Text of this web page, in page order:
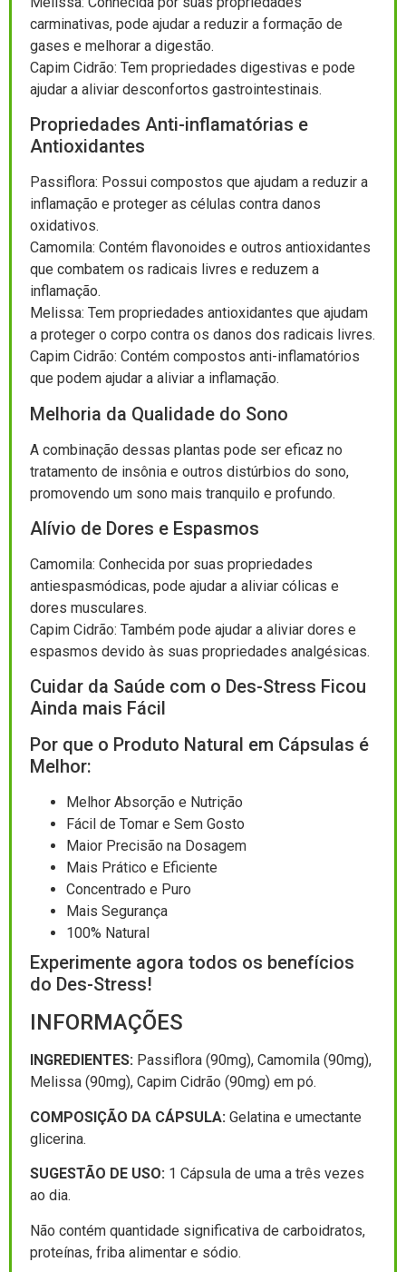
carminativas, pode ajudar a reduzir a formação de
gases e melhorar a digestão.
Capim Cidrão: Tem propriedades digestivas e pode
ajudar a aliviar desconfortos gastrointestinais.
Propriedades Anti-inflamatórias e
Antioxidantes
Passiflora: Possui compostos que ajudam a reduzir a
inflamação e proteger as células contra danos
oxidativos.
Camomila: Contém flavonoides e outros antioxidantes
que combatem os radicais livres e reduzem a
inflamação.
Melissa: Tem propriedades antioxidantes que ajudam
a proteger o corpo contra os danos dos radicais livres.
Capim Cidrão: Contém compostos anti-inflamatórios
que podem ajudar a aliviar a inflamação.
Melhoria da Qualidade do Sono
A combinação dessas plantas pode ser eficaz no
tratamento de insônia e outros distúrbios do sono,
promovendo um sono mais tranquilo e profundo.
Alívio de Dores e Espasmos
Camomila: Conhecida por suas propriedades
antiespasmódicas, pode ajudar a aliviar cólicas e
dores musculares.
Capim Cidrão: Também pode ajudar a aliviar dores e
espasmos devido às suas propriedades analgésicas.
Cuidar da Saúde com o Des-Stress Ficou
Ainda mais Fácil
Por que o Produto Natural em Cápsulas é
Melhor:
Melhor Absorção e Nutrição
Fácil de Tomar e Sem Gosto
Maior Precisão na Dosagem
Mais Prático e Eficiente
Concentrado e Puro
Mais Segurança
100% Natural
Experimente agora todos os benefícios
do Des-Stress!
INFORMAÇÕES
INGREDIENTES: Passiflora (90mg), Camomila (90mg),
Melissa (90mg), Capim Cidrão (90mg) em pó.
COMPOSIÇÃO DA CÁPSULA: Gelatina e umectante
glicerina.
SUGESTÃO DE USO: 1 Cápsula de uma a três vezes
ao dia.
Não contém quantidade significativa de carboidratos,
proteínas, friba alimentar e sódio.